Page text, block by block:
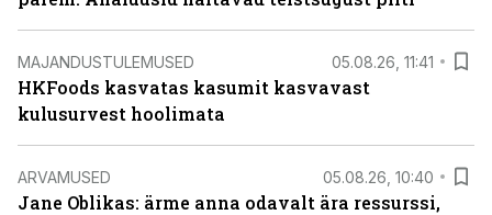
MAJANDUSTULEMUSED 05.08.26, 11:41
HKFoods kasvatas kasumit kasvavast
kulusurvest hoolimata
ARVAMUSED 05.08.26, 10:40
Jane Oblikas: ärme anna odavalt ära ressurssi,